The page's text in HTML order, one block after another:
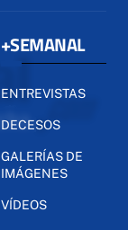
+SEMANAL
ENTREVISTAS
DECESOS
GALERÍAS DE
IMÁGENES
VÍDEOS